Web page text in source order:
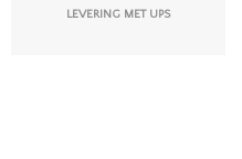
LEVERING MET UPS